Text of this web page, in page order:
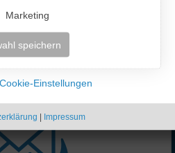
54 %
Anzeigen:
19:51 Uhr
Marketing
speichern
Einstellungen
| Impressum